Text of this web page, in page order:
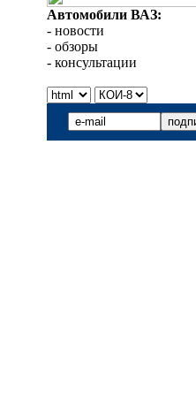
Автомобили ВАЗ:
- новости
- обзоры
- консультации